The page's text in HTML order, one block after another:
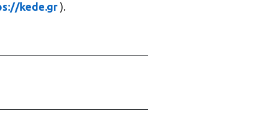
kede.gr).